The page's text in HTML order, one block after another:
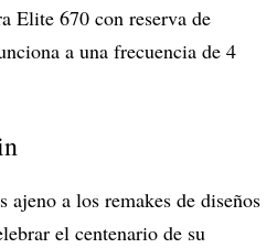
Elite 670 con reserva de
a una frecuencia de 4
ajeno a los remakes de diseños
el centenario de su